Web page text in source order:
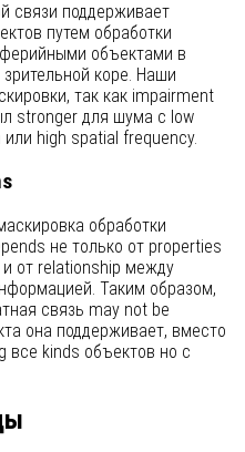
связи поддерживает
путем обработки
объектами в
коре. Наши
так как impairment
stronger для шума с low
high spatial frequency.
обработки
не только от properties
от relationship между
Таким образом,
связь may not be
она поддерживает, вместо
все kinds объектов но с